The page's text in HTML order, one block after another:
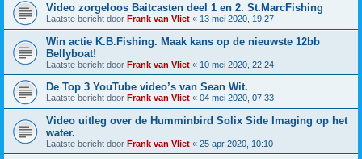
Video zorgeloos Baitcasten deel 1 en 2. St.MarcFishing
Laatste bericht door Frank van Vliet « 13 mei 2020, 19:27
Win actie K.B.Fishing. Maak kans op de nieuwste 12bb
Bellyboat!
Laatste bericht door Frank van Vliet « 10 mei 2020, 22:24
De Top 3 YouTube video’s van Sean Wit.
Laatste bericht door Frank van Vliet « 04 mei 2020, 07:33
Video uitleg over de Humminbird Solix Side Imaging op het
water.
Laatste bericht door Frank van Vliet « 25 apr 2020, 10:10